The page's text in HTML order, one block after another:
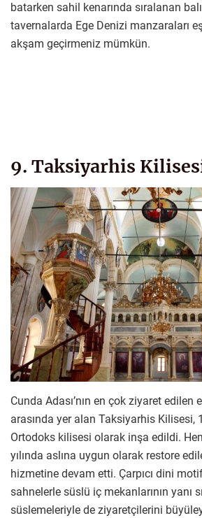
batarken sahil kenarında sıralanan
tavernalarda Ege Denizi manzaraları
akşam geçirmeniz mümkün.
9. Taksiyarhis
Cunda Adası’nın en çok ziyaret edilen
arasında yer alan Taksiyarhis Kilisesi,
Ortodoks kilisesi olarak inşa edildi.
yılında aslına uygun olarak restore
hizmetine devam etti. Çarpıcı dini
sahnelerle süslü iç mekanlarının yanı
süslemeleriyle de ziyaretçilerini